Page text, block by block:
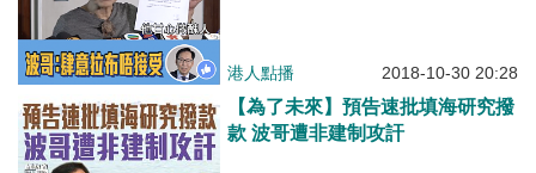
港人點播 2018-10-30 20:28
【為了未來】預告速批填海研究撥
款 波哥遭非建制攻訐